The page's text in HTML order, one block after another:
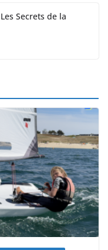
Secrets de la